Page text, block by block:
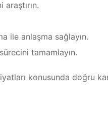
ile anlaşma sağlayın.
tamamlayın.
konusunda doğru